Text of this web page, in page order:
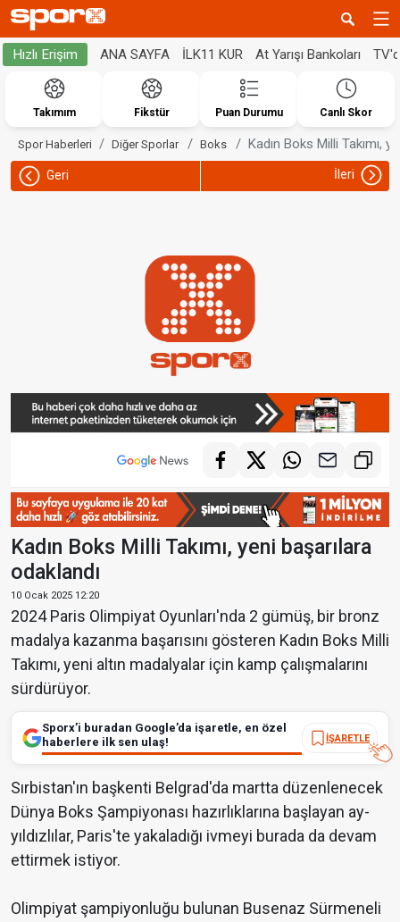
Hızlı Erişim ANA SAYFA İLK11 KUR At Yarışı Bankoları
Takımım Fikstür Puan Durumu Canlı Skor
Spor Haberleri Diğer Sporlar Boks Kadın Boks Milli Takımı,
Geri İleri
Kadın Boks Milli Takımı, yeni başarılara
odaklandı
10 Ocak 2025 12:20
2024 Paris Olimpiyat Oyunları'nda 2 gümüş, bir bronz
madalya kazanma başarısını gösteren Kadın Boks Milli
Takımı, yeni altın madalyalar için kamp çalışmalarını
sürdürüyor.
Sporx’i buradan Google’da işaretle, en özel
haberlere ilk sen ulaş!
İŞARETLE
Sırbistan'ın başkenti Belgrad'da martta düzenlenecek
Dünya Boks Şampiyonası hazırlıklarına başlayan ay-
yıldızlılar, Paris'te yakaladığı ivmeyi burada da devam
ettirmek istiyor.
Olimpiyat şampiyonluğu bulunan Busenaz Sürmeneli